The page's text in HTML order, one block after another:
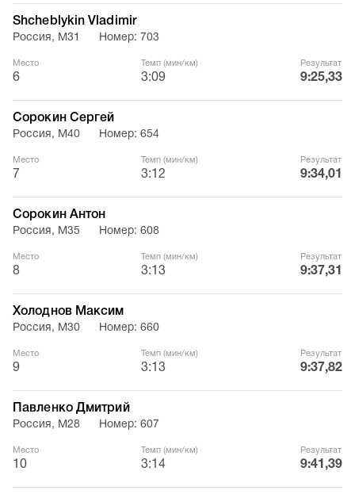
Shcheblykin Vladimir
Россия, М31 Номер: 703
Место
6
Темп (мин/км)
3:09
Результат
9:25,33
Сорокин Сергей
Россия, М40 Номер: 654
Место
7
Темп (мин/км)
3:12
Результат
9:34,01
Сорокин Антон
Россия, М35 Номер: 608
Место
8
Темп (мин/км)
3:13
Результат
9:37,31
Холоднов Максим
Россия, М30 Номер: 660
Место
9
Темп (мин/км)
3:13
Результат
9:37,82
Павленко Дмитрий
Россия, М28 Номер: 607
Место
10
Темп (мин/км)
3:14
Результат
9:41,39